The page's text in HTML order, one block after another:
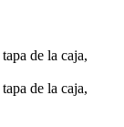
de la caja,
de la caja,